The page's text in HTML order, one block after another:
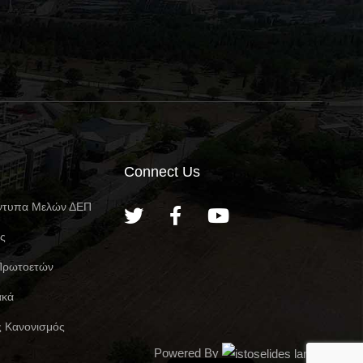
Μελών ΔΕΠ
Κανονισμός
Connect Us
Powered By
English